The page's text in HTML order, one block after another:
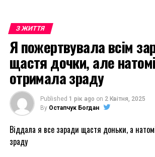
З ЖИТТЯ
Я пожертвувала всім
щастя дочки, але
отримала зраду
Published 1 рік ago on 2 Квітня, 2025
By Остапчук Богдан
Віддала я все заради щастя доньки, а
зраду